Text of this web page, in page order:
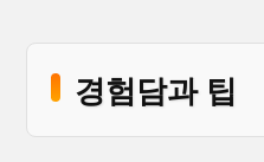
경험담과 팁